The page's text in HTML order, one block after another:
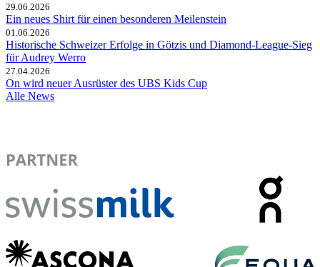
29.06.2026
Ein neues Shirt für einen besonderen Meilenstein
01.06.2026
Historische Schweizer Erfolge in Götzis und Diamond-League-Sieg
für Audrey Werro
27.04.2026
On wird neuer Ausrüster des UBS Kids Cup
Alle News